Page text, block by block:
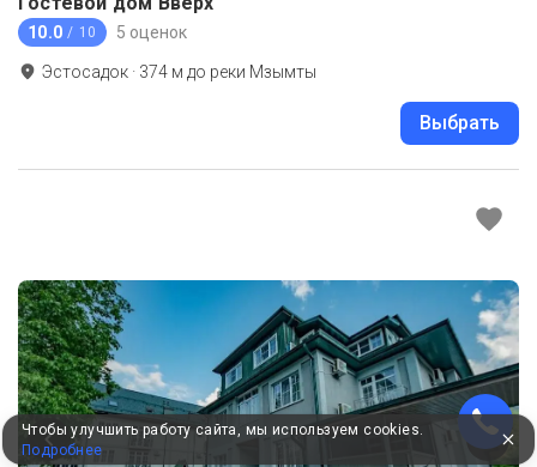
10.0 / 10 5 оценок
Эстосадок · 374 м до реки Мзымты
Выбрать
Чтобы улучшить работу сайта, мы используем cookies.
Подробнее